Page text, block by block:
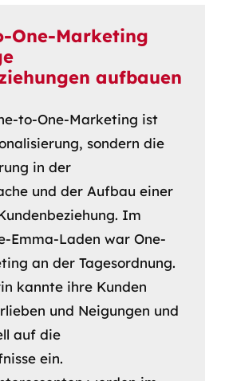
One-Marketing
aufbauen
to-One-Marketing ist
sondern die
in der
und der Aufbau einer
Im
Emma-Laden war One-
an der Tagesordnung.
kannte ihre Kunden
und Neigungen und
auf die
ein.